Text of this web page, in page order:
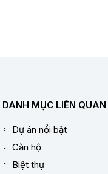
DANH MỤC LIÊN QUAN
Dự án nổi bật
Căn hộ
Biệt thự